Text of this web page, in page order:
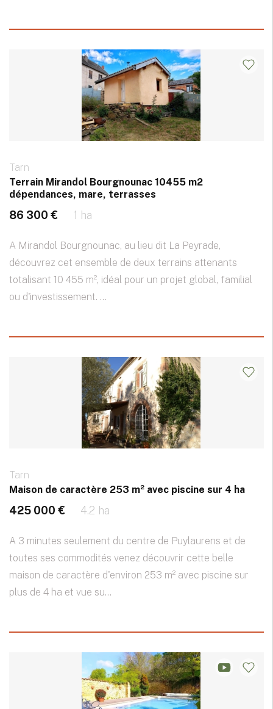
Tarn
Terrain Mirandol Bourgnounac 10455 m2
dépendances, mare, terrasses
86 300 € 1 ha
A Mirandol Bourgnounac, au lieu dit La Peyrade,
découvrez cet ensemble de deux terrains attenants
totalisant 10 455 m², idéal pour un projet global, familial
ou d'investissement. ...
Tarn
Maison de caractère 253 m² avec piscine sur 4 ha
425 000 € 4.2 ha
A 3 minutes seulement du centre de Puylaurens et de
toutes ses commodités venez découvrir cette belle
maison de caractère d'environ 253 m² avec piscine sur
plus de 4 ha et vue su...